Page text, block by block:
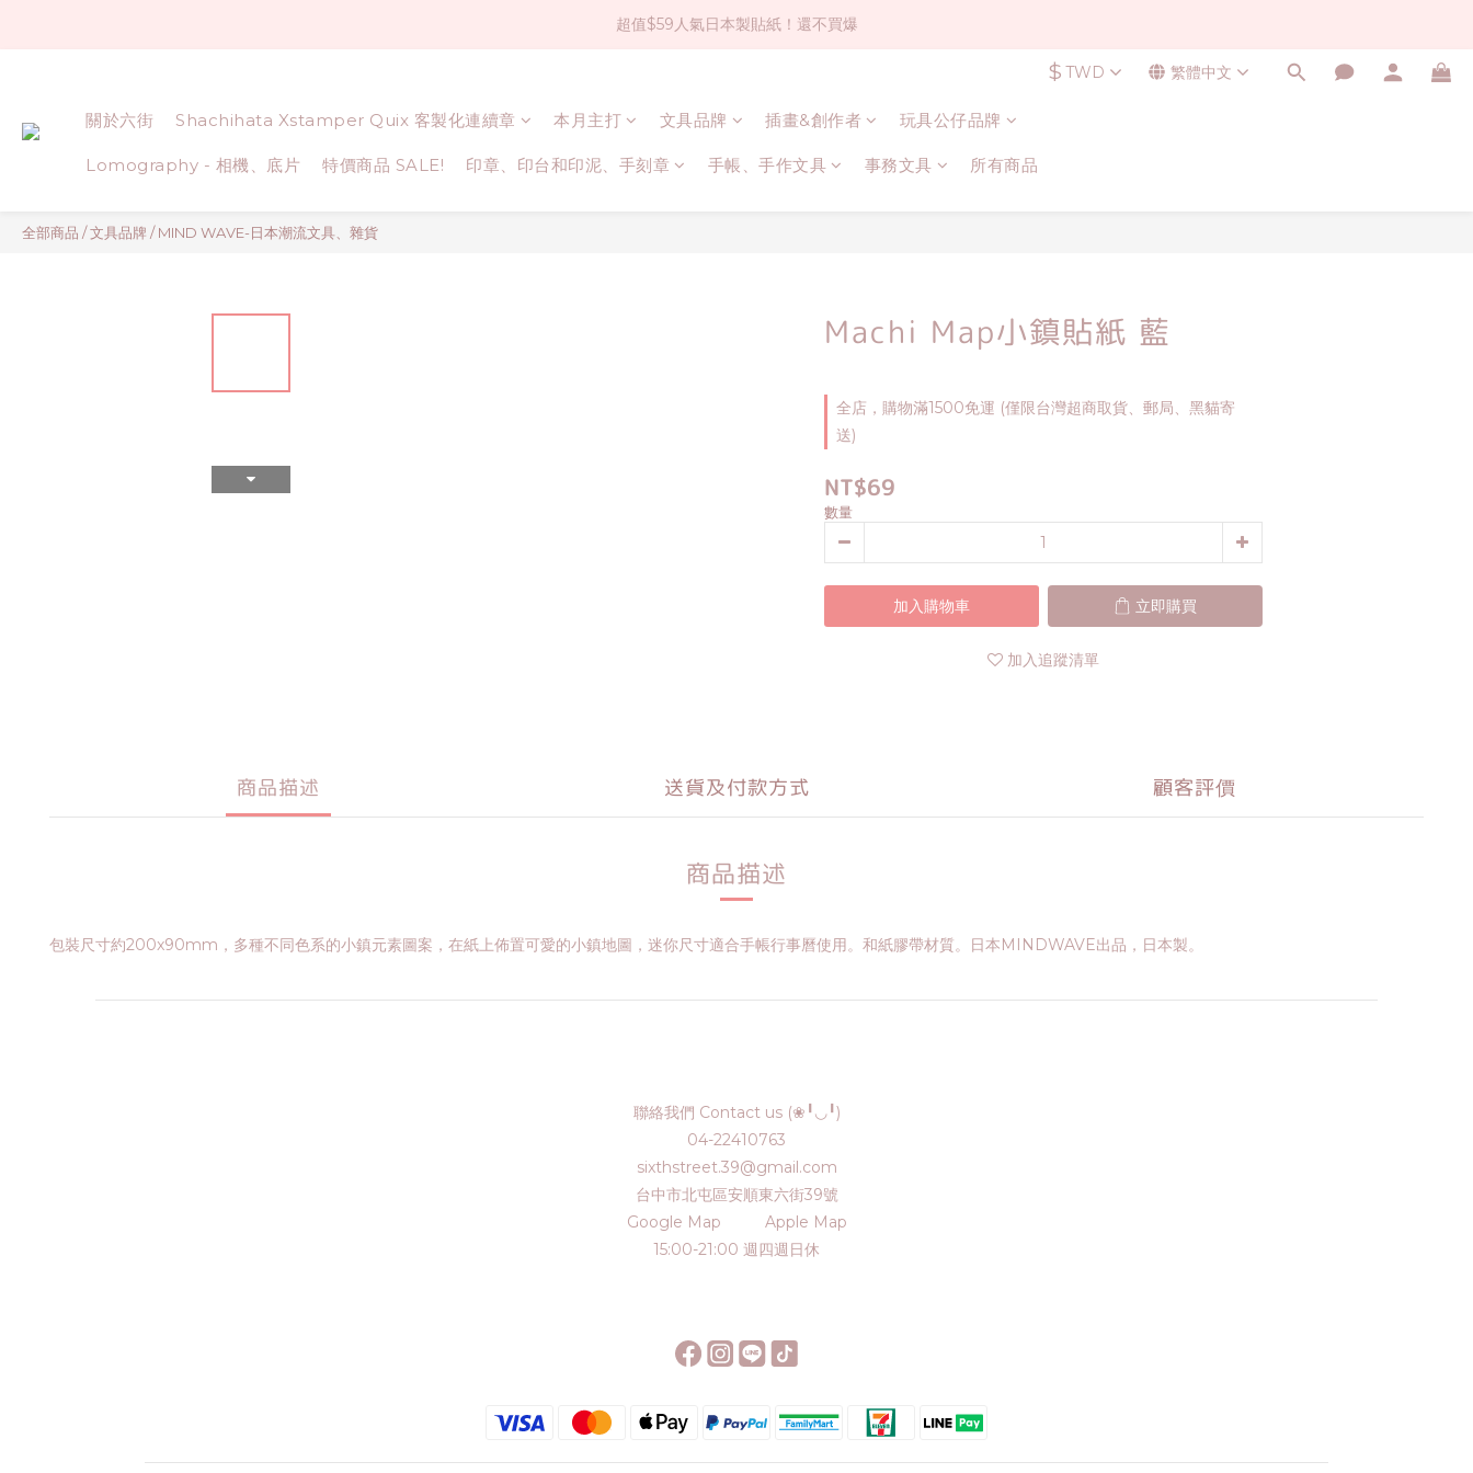
社群大人氣！各種有趣的打洞器
超值$59人氣日本製貼紙！還不買爆
社群大人氣！各種有趣的打洞器
$ TWD 繁體中文
關於六街 Shachihata Xstamper Quix 客製化連續章 本月主打 文具品牌 插畫&創作者 玩具公仔品牌
Lomography - 相機、底片 特價商品 SALE! 印章、印台和印泥、手刻章 手帳、手作文具 事務文具 所有商品
全部商品 /文具品牌 /MIND WAVE-日本潮流文具、雜貨
Machi Map小鎮貼紙 藍
全店，購物滿1500免運 (僅限台灣超商取貨、郵局、黑貓寄
送)
NT$69
數量
加入購物車 立即購買
加入追蹤清單
商品描述 送貨及付款方式 顧客評價
商品描述
包裝尺寸約200x90mm，多種不同色系的小鎮元素圖案，在紙上佈置可愛的小鎮地圖，迷你尺寸適合手帳行事曆使用。和紙膠帶材質。日本MINDWAVE出品，日本製。
聯絡我們 Contact us (❀╹◡╹)
04-22410763
sixthstreet.39@gmail.com
台中市北屯區安順東六街39號
Google Map
Apple Map
15:00-21:00 週四週日休